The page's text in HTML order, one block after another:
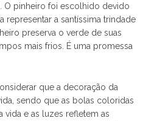
O pinheiro foi escolhido devido
representar a santíssima trindade
preserva o verde de suas
mais frios. É uma promessa
que a decoração da
sendo que as bolas coloridas
vida e as luzes refletem as